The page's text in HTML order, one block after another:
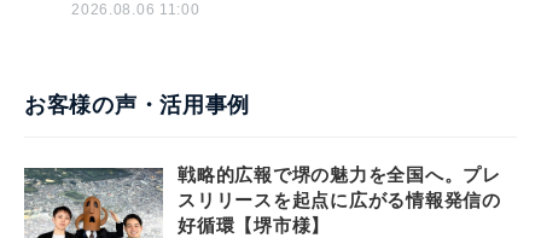
2026.08.06 11:00
お客様の声・活用事例
戦略的広報で堺の魅力を全国へ。プレ
スリリースを起点に広がる情報発信の
好循環【堺市様】